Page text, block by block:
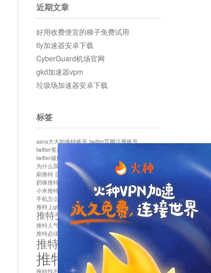
近期文章
好用收费便宜的梯子免费试用
tly加速器安卓下载
CyberGuard机场官网
gkd加速器vpm
垃圾场加速器安卓下载
标签
sana大大的推特账号 twitter官网注册账号
twitter客服
twitter破解版下载
为什么我推特无法保存设置
作者sana推特是什么
刷推特 国内为什么不能用twitter 国内能用twitter吗
奶咪推特
如何找回推特密码
小米推特闪退是怎么回事 怎么看推特上的视频
手机怎么注册推特账号
推特devil
推特上ghs的女博主
推特交友软件app下载
推特人气萌货小蔡头喵喵喵 推特实名制
推特必须用外网吗
推特怎么取消关联手机号
推特怎么看敏感内容苹果
推特找不到账号 推特注册必须要手机号